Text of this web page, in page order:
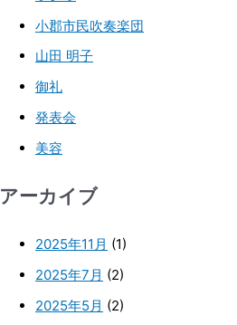
小郡市民吹奏楽団
山田 明子
御礼
発表会
美容
アーカイブ
2025年11月 (1)
2025年7月 (2)
2025年5月 (2)